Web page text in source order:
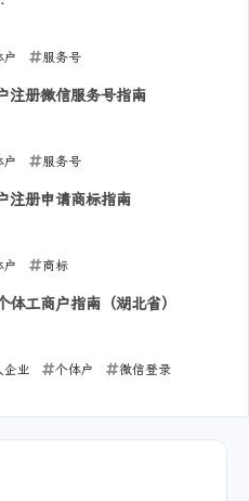
户 服务号
06-28
注册微信服务号指南
户 服务号
06-27
注册申请商标指南
户 商标
06-24
体工商户指南（湖北省）
企业 个体户 微信登录